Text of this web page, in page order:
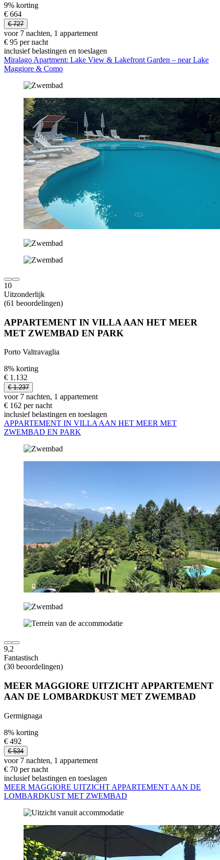
9% korting
€ 664
€ 727
voor 7 nachten, 1 appartement
€ 95 per nacht
inclusief belastingen en toeslagen
Miralago Apartment: Lake View & Lakefront Garden – near Lake
Maggiore & Como
10
Uitzonderlijk
(61 beoordelingen)
APPARTEMENT IN VILLA AAN HET MEER
MET ZWEMBAD EN PARK
Porto Valtravaglia
8% korting
€ 1.132
€ 1.237
voor 7 nachten, 1 appartement
€ 162 per nacht
inclusief belastingen en toeslagen
APPARTEMENT IN VILLA AAN HET MEER MET
ZWEMBAD EN PARK
9,2
Fantastisch
(30 beoordelingen)
MEER MAGGIORE UITZICHT APPARTEMENT
AAN DE LOMBARDKUST MET ZWEMBAD
Germignaga
8% korting
€ 492
€ 534
voor 7 nachten, 1 appartement
€ 70 per nacht
inclusief belastingen en toeslagen
MEER MAGGIORE UITZICHT APPARTEMENT AAN DE
LOMBARDKUST MET ZWEMBAD